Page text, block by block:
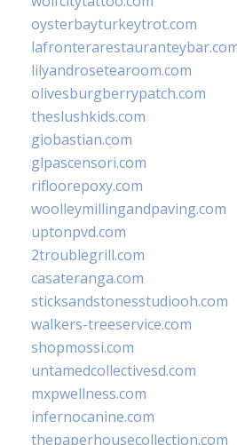
oysterbayturkeytrot.com
lilyandrosetearoom.com
olivesburgberrypatch.com
theslushkids.com
giobastian.com
glpascensori.com
rifloorepoxy.com
woolleymillingandpaving.com
uptonpvd.com
2troublegrill.com
casateranga.com
sticksandstonesstudiooh.com
walkers-treeservice.com
shopmossi.com
untamedcollectivesd.com
mxpwellness.com
infernocanine.com
thepaperhousecollection.com